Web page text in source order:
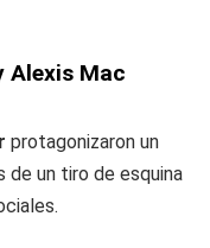
Alexis Mac
protagonizaron un
de un tiro de esquina